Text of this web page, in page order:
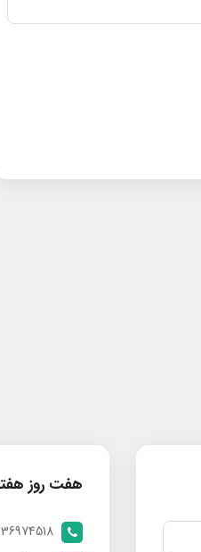
هفت روز
| 09024929213 | 09398370112